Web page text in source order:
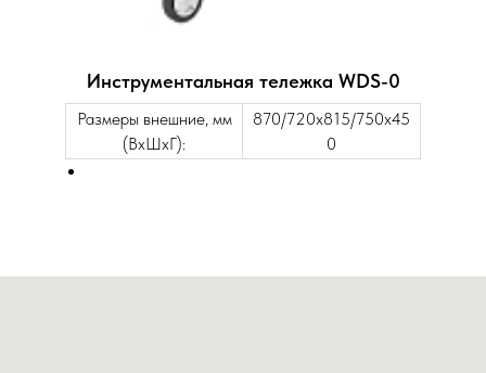
Инструментальная тележка WDS-0
Размеры внешние, мм
(ВхШхГ):
870/720x815/750x45
0